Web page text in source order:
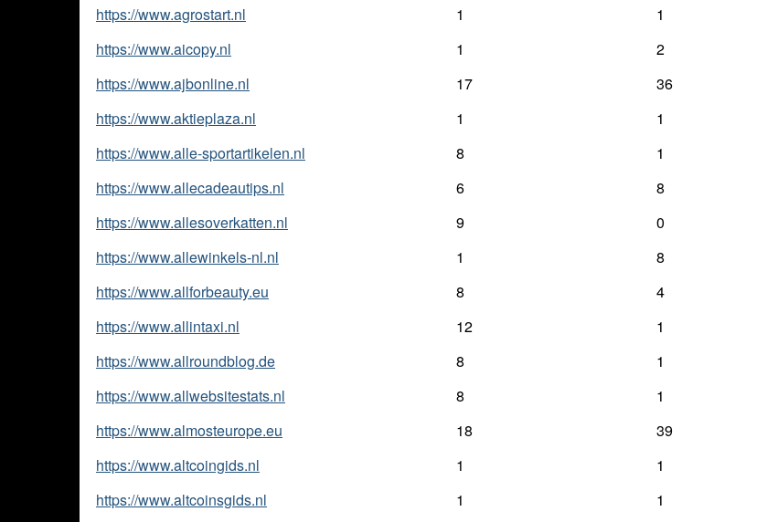
https://www.agrostart.nl 1 1
https://www.aicopy.nl 1 2
https://www.ajbonline.nl 17 36
https://www.aktieplaza.nl 1 1
https://www.alle-sportartikelen.nl 8 1
https://www.allecadeautips.nl 6 8
https://www.allesoverkatten.nl 9 0
https://www.allewinkels-nl.nl 1 8
https://www.allforbeauty.eu 8 4
https://www.allintaxi.nl 12 1
https://www.allroundblog.de 8 1
https://www.allwebsitestats.nl 8 1
https://www.almosteurope.eu 18 39
https://www.altcoingids.nl 1 1
https://www.altcoinsgids.nl 1 1